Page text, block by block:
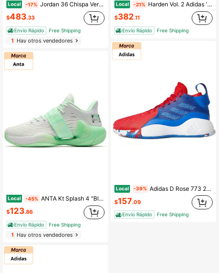
Local -17% Jordan 36 Chispa Verde Edición Extranjera
$483.33
Envío Rápido Free Shipping
1Hay otros vendedores
Local -45% ANTA Kt Splash 4 "Blanco Verde" Blanco Verde
$123.86
Envío Rápido Free Shipping
1Hay otros vendedores
Local -21% Harden Vol. 2 Adidas 'Universidad de Miami' Amarillo, Verde y Negro
$382.11
Envío Rápido Free Shipping
Local -39% Adidas D Rose 773 2020 'Azul Escarlata
$157.09
Envío Rápido Free Shipping